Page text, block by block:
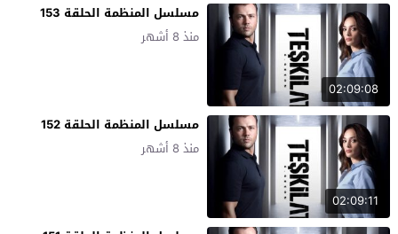
02:09:08
مسلسل المنظمة الحلقة 153
منذ 8 أشهر
02:09:11
مسلسل المنظمة الحلقة 152
منذ 8 أشهر